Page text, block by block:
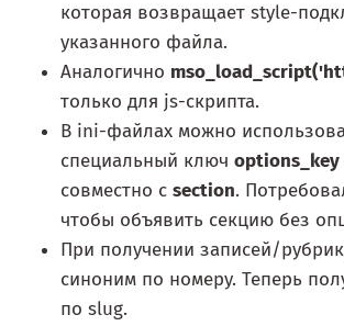
которая возвращает style-
указанного файла.
Аналогично
только для js-скрипта.
В ini-файлах можно
специальный ключ options_key
совместно с section.
чтобы объявить секцию без
При получении записей/
синоним по номеру. Теперь
по slug.